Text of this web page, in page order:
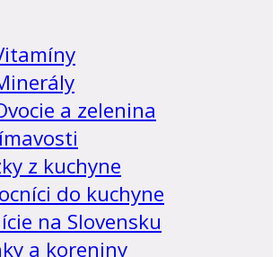
a zelenina
z kuchyne
do kuchyne
na Slovensku
a koreniny